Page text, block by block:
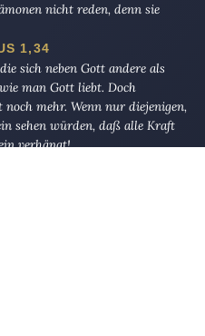
nicht reden, denn sie
1,34
sich neben Gott andere als
man Gott liebt. Doch
noch mehr. Wenn nur diejenigen,
sehen würden, daß alle Kraft
verhängt!